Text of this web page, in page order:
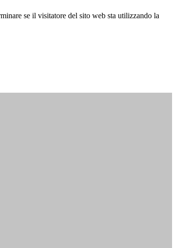
se il visitatore del sito web sta utilizzando la